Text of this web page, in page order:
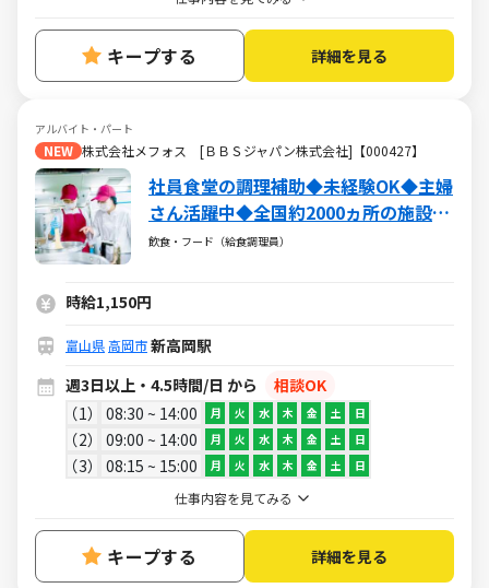
キープする 詳細を見る
アルバイト・パート
NEW 株式会社メフォス [ＢＢＳジャパン株式会社]【000427】
社員食堂の調理補助◆未経験OK◆主婦
さん活躍中◆全国約2000ヵ所の施設で
サービスを提供する大手企業
飲食・フード（給食調理員）
時給1,150円
富山県高岡市新高岡駅
週3日以上・4.5時間/日 から
相談OK
1
08:30 ~ 14:00 月 火 水 木 金 土 日
2 09:00 ~ 14:00 月 火 水 木 金 土 日
3 08:15 ~ 15:00 月 火 水 木 金 土 日
仕事内容を見てみる
キープする 詳細を見る